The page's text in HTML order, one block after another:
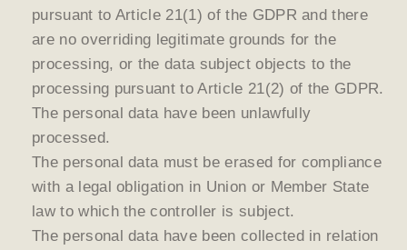
pursuant to Article 21(1) of the GDPR and there
are no overriding legitimate grounds for the
processing, or the data subject objects to the
processing pursuant to Article 21(2) of the GDPR.
The personal data have been unlawfully
processed.
The personal data must be erased for compliance
with a legal obligation in Union or Member State
law to which the controller is subject.
The personal data have been collected in relation